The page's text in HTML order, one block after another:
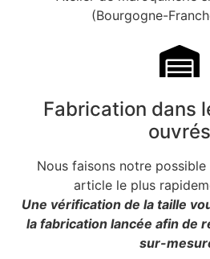
(Bourgogne-
Fabrication dans
ouvrés
Nous faisons notre
article le plus
Une vérification de la taille
la fabrication lancée afin de
sur-